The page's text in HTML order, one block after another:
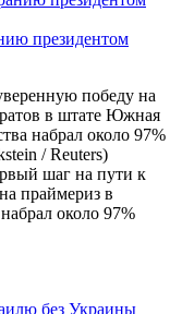
президентом
победу на
в штате Южная
набрал около 97%
/ Reuters)
шаг на пути к
праймериз в
около 97%